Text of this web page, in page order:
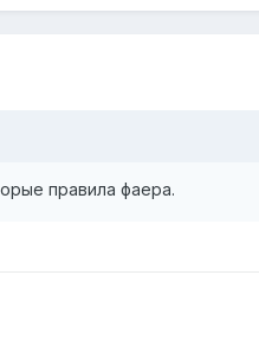
правила фаера.